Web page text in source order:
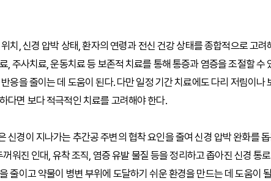
치, 신경 압박 상태, 환자의 연령과 전신 건강 상태를 종합적으로 고려
, 주사치료, 운동치료 등 보존적 치료를 통해 통증과 염증을 조절할 수
응을 줄이는 데 도움이 된다. 다만 일정 기간 치료에도 다리 저림이나
다면 보다 적극적인 치료를 고려해야 한다.
신경이 지나가는 추간공 주변의 협착 요인을 줄여 신경 압박 완화를
워진 인대, 유착 조직, 염증 유발 물질 등을 정리하고 좁아진 신경 통
줄이고 약물이 병변 부위에 도달하기 쉬운 환경을 만드는 데 도움이